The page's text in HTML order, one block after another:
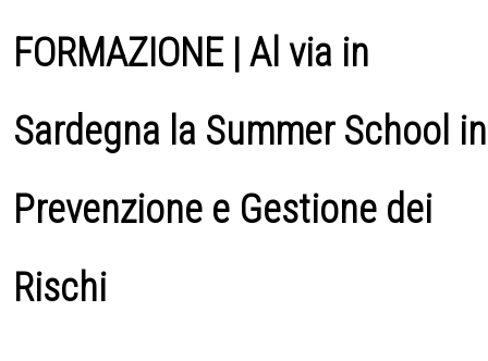
FORMAZIONE | Al via in
Sardegna la Summer School in
Prevenzione e Gestione dei
Rischi